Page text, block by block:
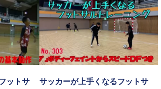
ットサ
サッカーが上手くなるフットサ